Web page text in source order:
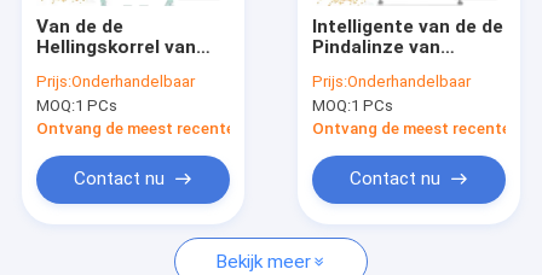
Ongeveer ons
Kwaliteitscontrole
Contacteer ons
Van de de
Hellingskorrel van
Intelligente 1 van de
Zadennoten van de
de Theekleur de
Prijs:Onderhandelbaar
MOQ:1 PCs
Ontvang de meest recente Prijs
Contact nu
Intelligente van de de
Pindalinze van
Sorteerder van de de
Bonenkleur Auto
gegevensverwerking
Prijs:Onderhandelbaar
MOQ:1 PCs
Ontvang de meest recente
Contact nu
Bekijk meer